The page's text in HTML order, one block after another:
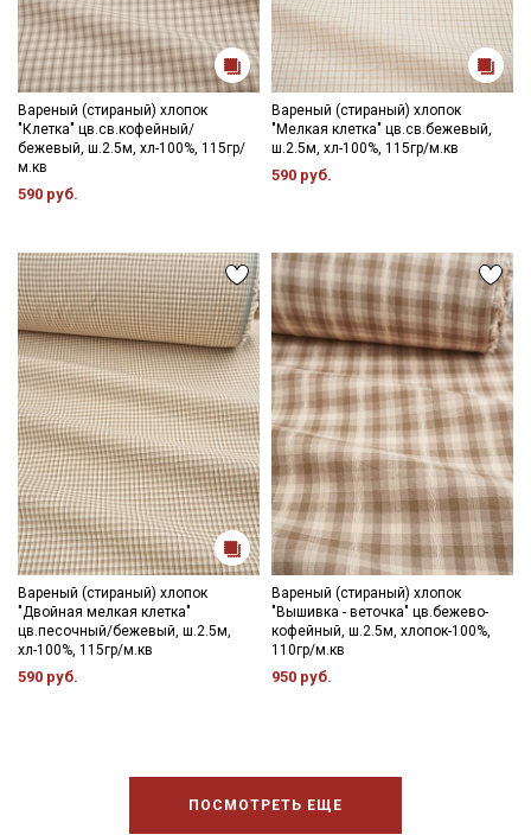
Вареный (стираный) хлопок
"Клетка" цв.св.кофейный/
бежевый, ш.2.5м, хл-100%, 115гр/
м.кв
590 руб.
Вареный (стираный) хлопок
"Мелкая клетка" цв.св.бежевый,
ш.2.5м, хл-100%, 115гр/м.кв
590 руб.
Вареный (стираный) хлопок
"Двойная мелкая клетка"
цв.песочный/бежевый, ш.2.5м,
хл-100%, 115гр/м.кв
590 руб.
Вареный (стираный) хлопок
"Вышивка - веточка" цв.бежево-
кофейный, ш.2.5м, хлопок-100%,
110гр/м.кв
950 руб.
ПОСМОТРЕТЬ ЕЩЕ